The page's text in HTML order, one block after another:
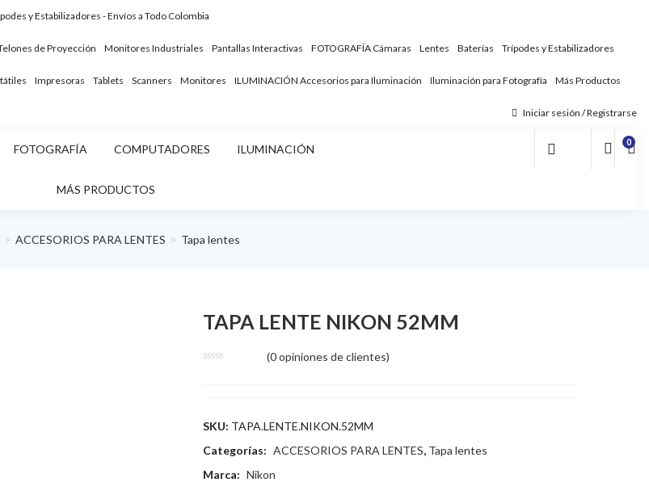
y Estabilizadores - Envíos a Todo Colombia
de Proyección Monitores Industriales Pantallas Interactivas FOTOGRAFÍA Cámaras Lentes Baterías Trípodes y Estabilizadores
Impresoras Tablets Scanners Monitores ILUMINACIÓN Accesorios para Iluminación Iluminación para Fotografía Más Productos
Iniciar sesión / Registrarse
FOTOGRAFÍA COMPUTADORES ILUMINACIÓN
MÁS PRODUCTOS
0
ACCESORIOS PARA LENTES Tapa lentes
TAPA LENTE NIKON 52MM
(0opiniones de clientes)
SKU: TAPA.LENTE.NIKON.52MM
Categorías: ACCESORIOS PARA LENTES, Tapa lentes
Marca: Nikon